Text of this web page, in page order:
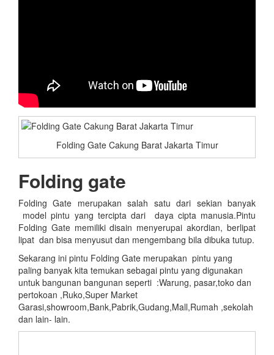
Folding Gate Cakung Barat Jakarta Timur
Folding gate
Folding Gate merupakan salah satu dari sekian banyak
model pintu yang tercipta dari daya cipta manusia.Pintu
Folding Gate memiliki disain menyerupai akordian, berlipat
lipat dan bisa menyusut dan mengembang bila dibuka tutup.
Sekarang ini pintu Folding Gate merupakan pintu yang
paling banyak kita temukan sebagai pintu yang digunakan
untuk bangunan bangunan seperti :Warung, pasar,toko dan
pertokoan ,Ruko,Super Market
Garasi,showroom,Bank,Pabrik,Gudang,Mall,Rumah ,sekolah
dan lain- lain.